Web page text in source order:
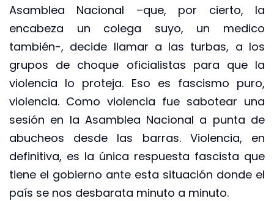
Asamblea Nacional –que, por cierto, la
encabeza un colega suyo, un medico
también-, decide llamar a las turbas, a los
grupos de choque oficialistas para que la
violencia lo proteja. Eso es fascismo puro,
violencia. Como violencia fue sabotear una
sesión en la Asamblea Nacional a punta de
abucheos desde las barras. Violencia, en
definitiva, es la única respuesta fascista que
tiene el gobierno ante esta situación donde el
país se nos desbarata minuto a minuto.